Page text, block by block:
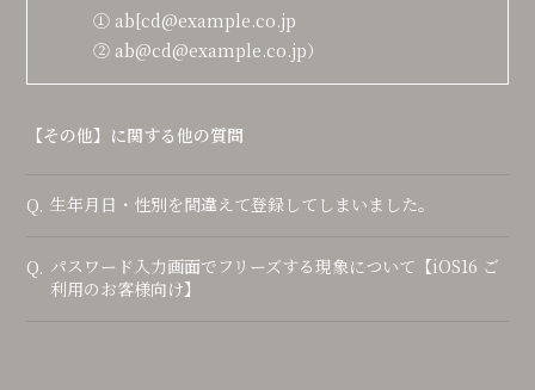
① ab[cd@example.co.jp
② ab@cd@example.co.jp）
【その他】に関する他の質問
Q. 生年月日・性別を間違えて登録してしまいました。
Q. パスワード入力画面でフリーズする現象について【iOS16 ご
利用のお客様向け】